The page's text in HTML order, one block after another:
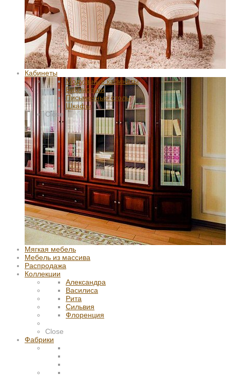
Кабинеты
Модульные кабинеты
Библиотеки
Письменные столы
Шкафы
Close
Мягкая мебель
Мебель из массива
Распродажа
Коллекции
Александра
Василиса
Рита
Сильвия
Флоренция
Close
Фабрики